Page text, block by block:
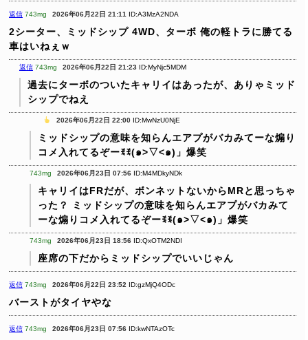
返信 743mg 2026年06月22日 21:11 ID:A3MzA2NDA
2シーター、ミッドシップ 4WD、ターボ 俺の軽トラに勝てる
車はいねぇｗ
返信 743mg 2026年06月22日 21:23 ID:MyNjc5MDM
過去にターボのついたキャリイはあったが、ありゃミッド
シップでねえ
2026年06月22日 22:00 ID:MwNzU0NjE
ミッドシップの意味を知らんエアプがバカみてーな煽り
コメ入れてるぞーꉂꉂ(๑˃▽˂๑)」爆笑
743mg 2026年06月23日 07:56 ID:M4MDkyNDk
キャリイはFRだが、ボンネットないからMRと思っちゃ
った？
ミッドシップの意味を知らんエアプがバカみて
ーな煽りコメ入れてるぞーꉂꉂ(๑˃▽˂๑)」爆笑
743mg 2026年06月23日 18:56 ID:QxOTM2NDI
座席の下だからミッドシップでいいじゃん
返信 743mg 2026年06月22日 23:52 ID:gzMjQ4ODc
バーストがタイヤやな
返信 743mg 2026年06月23日 07:56 ID:kwNTAzOTc